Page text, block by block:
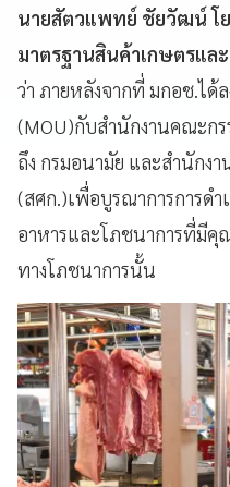
นายสัตวแพทย์ ชัยวัฒน์ โย
มาตรฐานสินค้าเกษตรแล
ว่า ภายหลังจากที่ มกอช.ได้
(MOU)กับสำนักงานคณะกร
ถึง กรมอนามัย และสำนักง
(สศก.)เพื่อบูรณาการการด
อาหารและโภชนาการที่มี
ทางโภชนาการนั้น